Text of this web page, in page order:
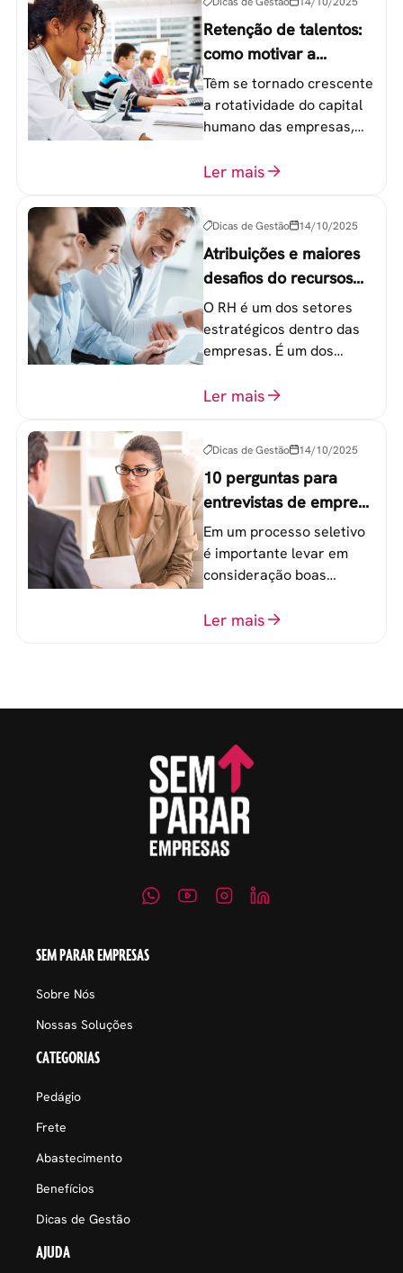
Retenção de talentos:
como motivar a
geração Y nas
empresas?
Têm se tornado crescente
a rotatividade do capital
humano das empresas,
colaboradores na faixa de
Ler mais
Dicas de Gestão 14/10/2025
Atribuições e maiores
desafios do recursos
humanos em uma
empresa
O RH é um dos setores
estratégicos dentro das
empresas. É um dos
o atingimento das metas
Ler mais
Dicas de Gestão 14/10/2025
10 perguntas para
entrevistas de emprego
que recrutadores não
devem fazer
Em um processo seletivo
é importante levar em
consideração boas
o perfil do profissional e
Ler mais
SEM PARAR EMPRESAS
Sobre Nós
Nossas Soluções
CATEGORIAS
Pedágio
Frete
Abastecimento
Benefícios
Dicas de Gestão
AJUDA